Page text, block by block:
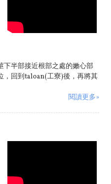
半部接近根部之處的嫩心部
，回到taloan(工寮)後，再將其
閱讀更多»